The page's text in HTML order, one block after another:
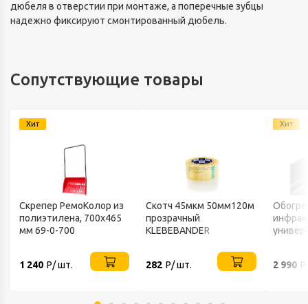
дюбеля в отверстии при монтаже, а поперечные зубцы
надежно фиксируют смонтированный дюбель.
Сопутствующие товары
Хит
Скрепер РемоКолор из
полиэтилена, 700x465
мм 69-0-700
1 240 Р/ шт.
Скотч 45мкм 50мм120м
прозрачный
KLEBEBANDER
282 Р/ шт.
Хит
2 990